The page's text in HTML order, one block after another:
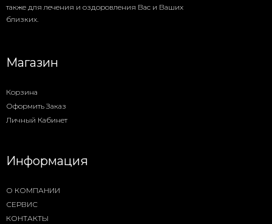
также для лечения и оздоровления Вас и Ваших
близких.
Магазин
Корзина
Оформить Заказ
Личный Кабинет
Информация
О КОМПАНИИ
СЕРВИС
КОНТАКТЫ